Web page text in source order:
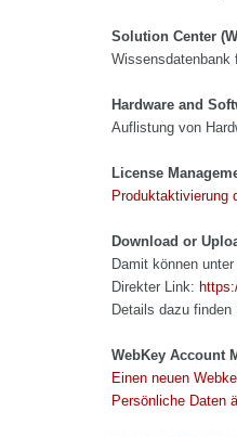
Solution Center
Wissensdatenbank
Hardware and
Auflistung von
License
Produktaktivierung
Download or
Damit können
Direkter Link:
Details dazu
WebKey Account
Einen neuen
Persönliche Daten